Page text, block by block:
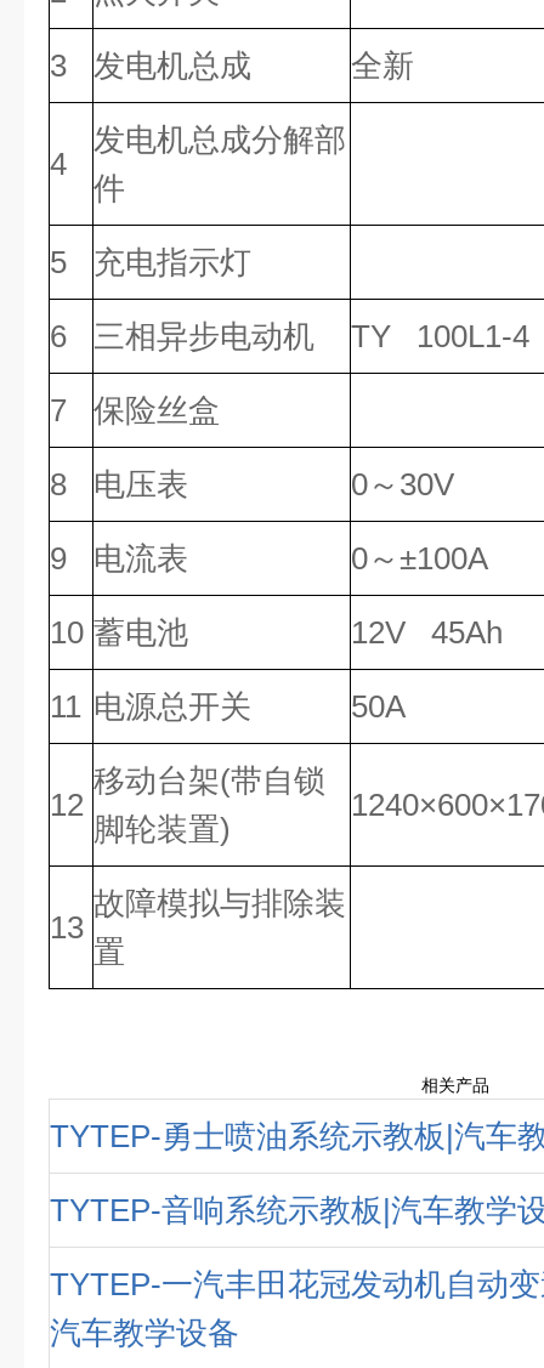
3 发电机总成 全新
4
发电机总成分解部
件
5 充电指示灯
6 三相异步电动机 TY 100L1-4
7 保险丝盒
8 电压表 0～30V
9 电流表 0～±100A
10 蓄电池 12V 45Ah
11 电源总开关 50A
12
移动台架(带自锁
脚轮装置)
1240
13
故障模拟与排除装
置
相关产品
TYTEP-勇士喷油系统示教板|汽车
TYTEP-音响系统示教板|汽车教学
TYTEP-一汽丰田花冠发动机自动
汽车教学设备